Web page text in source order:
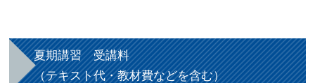
夏期講習 受講料
（テキスト代・教材費などを含む）